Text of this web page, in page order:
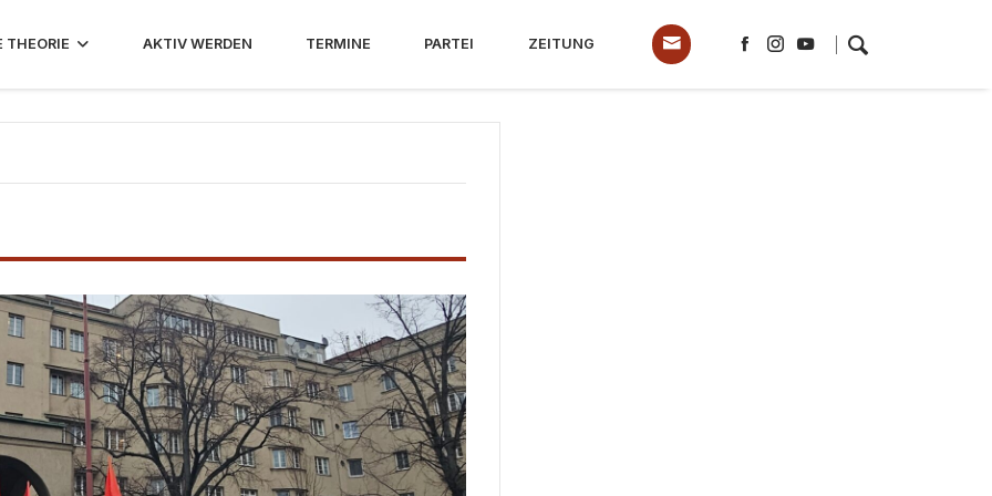
THEORIE AKTIV WERDEN TERMINE PARTEI ZEITUNG